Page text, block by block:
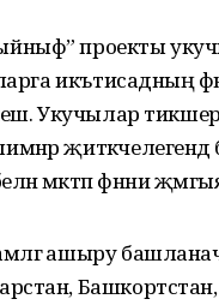
проекты
аларга
Укучылар
мәктәп фәнни
ашыру